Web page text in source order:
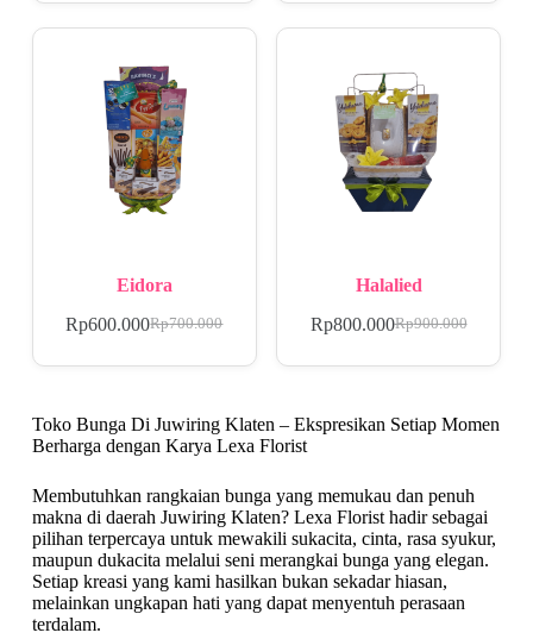
Eidora
Rp700.000
Rp600.000
Halalied
Rp900.000
Rp800.000
Toko Bunga Di Juwiring Klaten – Ekspresikan Setiap Momen
Berharga dengan Karya Lexa Florist
Membutuhkan rangkaian bunga yang memukau dan penuh
makna di daerah Juwiring Klaten? Lexa Florist hadir sebagai
pilihan terpercaya untuk mewakili sukacita, cinta, rasa syukur,
maupun dukacita melalui seni merangkai bunga yang elegan.
Setiap kreasi yang kami hasilkan bukan sekadar hiasan,
melainkan ungkapan hati yang dapat menyentuh perasaan
terdalam.